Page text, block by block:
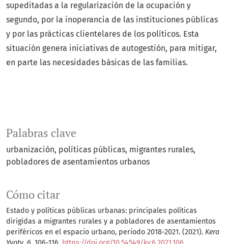
Palabras clave
urbanización políticas públicas migrantes rurales
pobladores de asentamientos urbanos
Cómo citar
Estado y políticas públicas urbanas: principales políticas
dirigidas a migrantes rurales y a pobladores de asentamientos
periféricos en el espacio urbano, periodo 2018-2021. (2021). Kera
supeditadas a la regularización de la ocupación y
segundo, por la inoperancia de las instituciones públicas
y por las prácticas clientelares de los políticos. Esta
situación genera iniciativas de autogestión, para mitigar,
en parte las necesidades básicas de las familias.